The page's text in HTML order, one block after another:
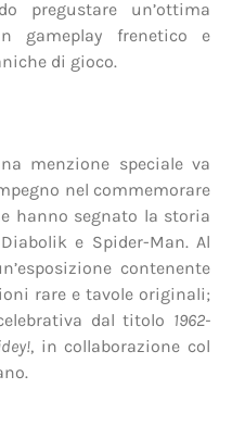
pregustare un’ottima
gameplay frenetico e
di gioco.
menzione speciale va
nel commemorare
hanno segnato la storia
e Spider-Man. Al
contenente
rare e tavole originali;
dal titolo 1962-
, in collaborazione col